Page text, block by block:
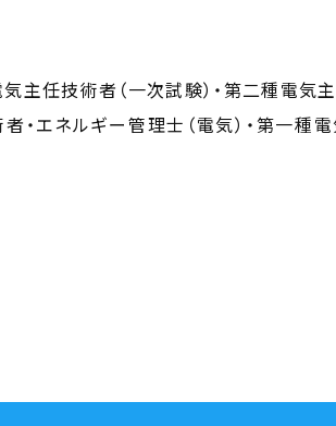
主任技術者（一次試験）・第二種電気
・エネルギー管理士（電気）・第一種